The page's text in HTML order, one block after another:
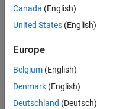
Canada (English)
United States (English)
Europe
Belgium (English)
Denmark (English)
Deutschland (Deutsch)
Lutte anti-piratage
© 1994-2026 The